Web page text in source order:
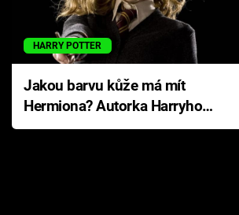
HARRY POTTER
Jakou barvu kůže má mít
Hermiona? Autorka Harryho
Pottera přišla s ráznou